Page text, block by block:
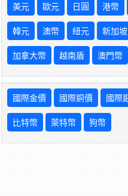
美元 歐元 日圓 港幣
韓元 澳幣 紐元 新加
加拿大幣 越南盾 澳門幣
國際金價 國際銅價 國際
比特幣 萊特幣 狗幣